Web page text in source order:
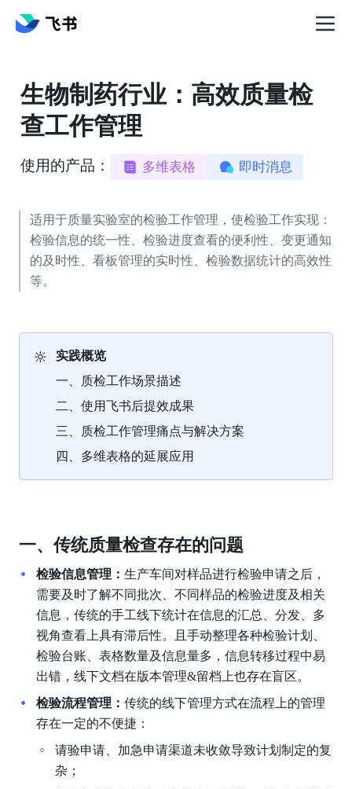
生物制药行业：高效质量检
查工作管理
使用的产品： 多维表格 即时消息
适用于质量实验室的检验工作管理，使检验工作实现：
检验信息的统一性、检验进度查看的便利性、变更通知
的及时性、看板管理的实时性、检验数据统计的高效性
等。
🔆
实践概览
一、质检工作场景描述
二、使用飞书后提效成果
三、质检工作管理痛点与解决方案
四、多维表格的延展应用
一、传统质量检查存在的问题
检验信息管理： 生产车间对样品进行检验申请之后，
需要及时了解不同批次、不同样品的检验进度及相关
信息，传统的手工线下统计在信息的汇总、分发、多
视角查看上具有滞后性。且手动整理各种检验计划、
检验台账、表格数量及信息量多，信息转移过程中易
出错，线下文档在版本管理&留档上也存在盲区。
检验流程管理： 传统的线下管理方式在流程上的管理
存在一定的不便捷：
请验申请、加急申请渠道未收敛导致计划制定的复
杂；